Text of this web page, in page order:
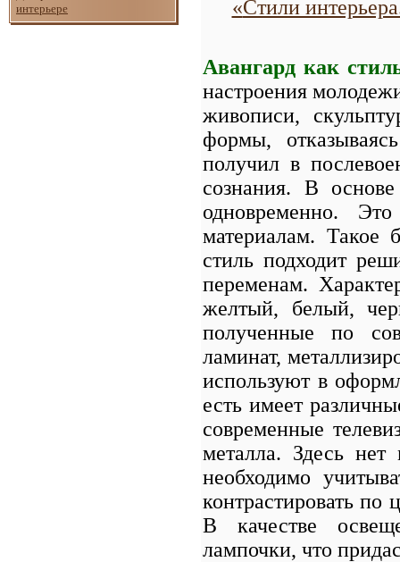
интерьере
«Стили
Авангард как
настроения
живописи,
формы,
получил в
сознания. В
одновременно.
материалам. Такое
стиль подходит
переменам.
желтый, белый,
полученные по
ламинат,
используют в
есть имеет
современные
металла. Здесь
необходимо
контрастировать по
В качестве
лампочки, что